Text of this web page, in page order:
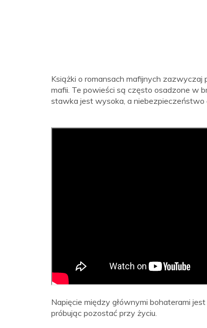
Książki o romansach mafijnych zazwyczaj
mafii. Te powieści są często osadzone w
stawka jest wysoka, a niebezpieczeństwo
Napięcie między głównymi bohaterami
próbując pozostać przy życiu.